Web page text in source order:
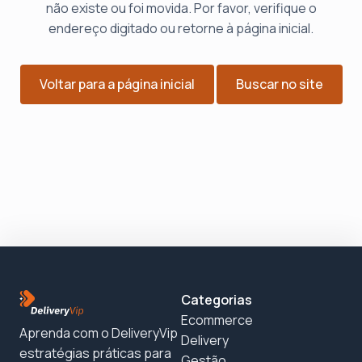
não existe ou foi movida. Por favor, verifique o
endereço digitado ou retorne à página inicial.
Voltar para a página inicial Buscar no site
Aprenda com o DeliveryVip
estratégias práticas para
Categorias
Ecommerce
Delivery